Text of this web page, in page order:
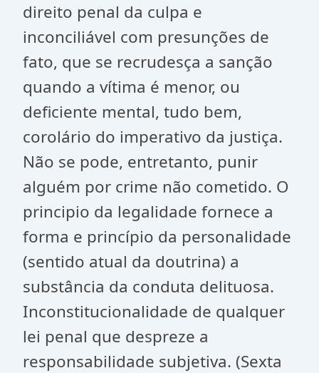
direito penal da culpa e
inconciliável com presunções de
fato, que se recrudesça a sanção
quando a vítima é menor, ou
deficiente mental, tudo bem,
corolário do imperativo da justiça.
Não se pode, entretanto, punir
alguém por crime não cometido. O
principio da legalidade fornece a
forma e princípio da personalidade
(sentido atual da doutrina) a
substância da conduta delituosa.
Inconstitucionalidade de qualquer
lei penal que despreze a
responsabilidade subjetiva. (Sexta